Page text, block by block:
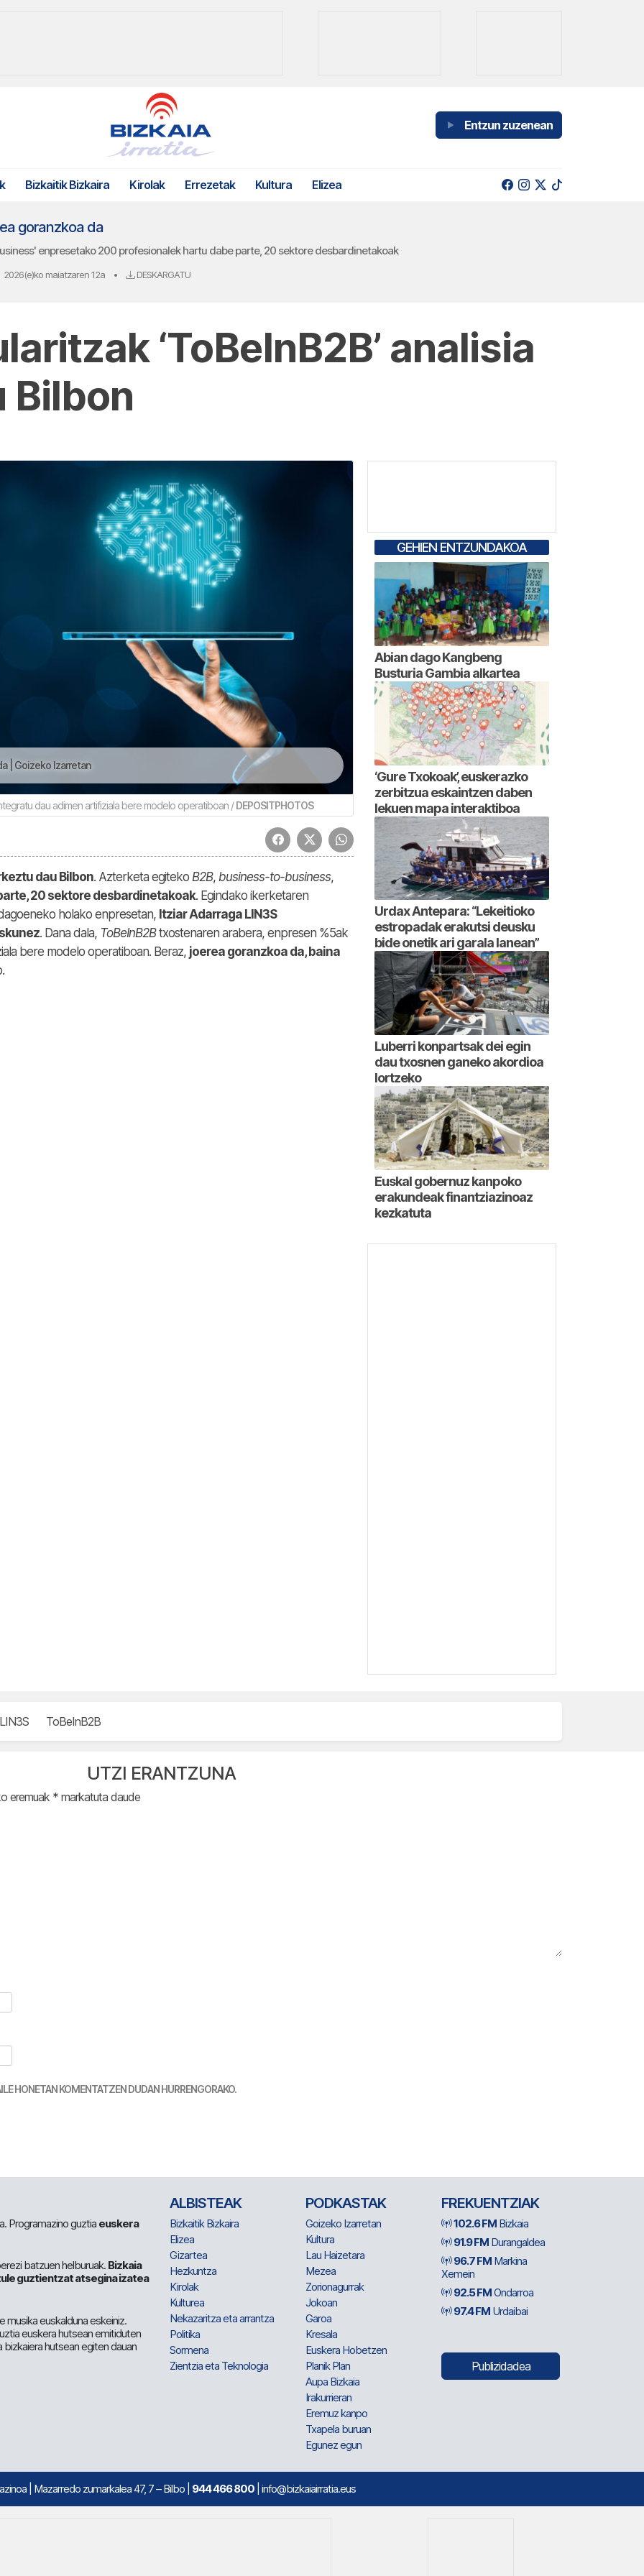
Entzun zuzenean
Bizkaitik Bizkaira Kirolak Errezetak Kultura Elizea
goranzkoa da
enpresetako 200 profesionalek hartu dabe parte, 20 sektore desbardinetakoak
2026(e)ko maiatzaren 12a • DESKARGATU
‘ToBeInB2B’ analisia
Bilbon
| Goizeko Izarretan
dau adimen artifiziala bere modelo operatiboan /DEPOSITPHOTOS
dau Bilbon. Azterketa egiteko B2B, business-to-business,
20 sektore desbardinetakoak. Egindako ikerketaren
holako enpresetan, Itziar Adarraga LIN3S
. Dana dala, ToBeInB2Btxostenaren arabera, enpresen %5ak
bere modelo operatiboan. Beraz, joerea goranzkoa da, baina
GEHIEN ENTZUNDAKOA
Abian dago Kangbeng
Busturia Gambia alkartea
‘Gure Txokoak’, euskerazko
zerbitzua eskaintzen daben
lekuen mapa interaktiboa
Urdax Antepara: “Lekeitioko
estropadak erakutsi deusku
bide onetik ari garala lanean”
Luberri konpartsak dei egin
dau txosnen ganeko akordioa
lortzeko
Euskal gobernuz kanpoko
erakundeak finantziazinoaz
kezkatuta
LIN3S ToBeInB2B
UTZI ERANTZUNA
eremuak * markatuta daude
HONETAN KOMENTATZEN DUDAN HURRENGORAKO.
Programazino guztia euskera
batzuen helburuak. Bizkaia
guztientzat atsegina izatea
euskalduna eskeiniz.
euskera hutsean emitiduten
hutsean egiten dauan
ALBISTEAK
Bizkaitik Bizkaira
Elizea
Gizartea
Hezkuntza
Kirolak
Kulturea
Nekazaritza eta arrantza
Politika
Sormena
Zientzia eta Teknologia
PODKASTAK
Goizeko Izarretan
Kultura
Lau Haizetara
Mezea
Zorionagurrak
Jokoan
Garoa
Kresala
Euskera Hobetzen
Planik Plan
Aupa Bizkaia
Irakurrieran
Eremuz kanpo
Txapela buruan
Egunez egun
FREKUENTZIAK
102.6 FM Bizkaia
91.9 FM Durangaldea
96.7 FM Markina
Xemein
92.5 FMOndarroa
97.4 FM Urdaibai
Publizidadea
| Mazarredo zumarkalea 47, 7 – Bilbo | 944 466 800 | info@bizkaiairratia.eus